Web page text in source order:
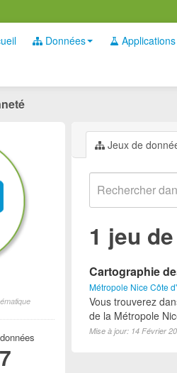
Données Applications
Jeux de
1 jeu
Cartographie
Métropole Nice Côte
Vous trouverez
de la Métropole
Mise à jour: 14 Février